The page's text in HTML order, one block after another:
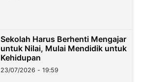
Sekolah Harus Berhenti Mengajar
untuk Nilai, Mulai Mendidik untuk
Kehidupan
23/07/2026 - 19:59